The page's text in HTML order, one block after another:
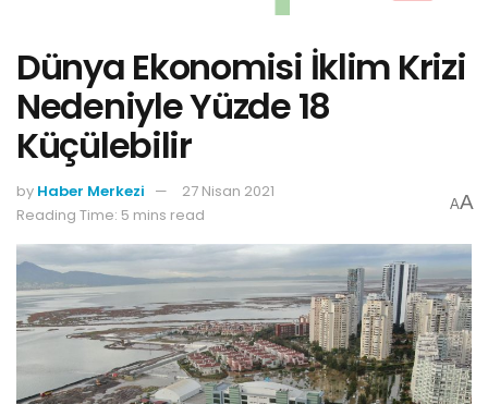
Dünya Ekonomisi İklim Krizi
Nedeniyle Yüzde 18
Küçülebilir
by Haber Merkezi
27 Nisan 2021
Reading Time: 5 mins read
AA